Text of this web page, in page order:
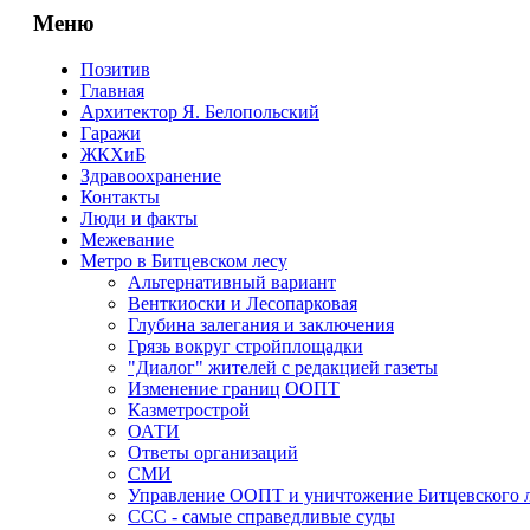
Меню
Позитив
Главная
Архитектор Я. Белопольский
Гаражи
ЖКХиБ
Здравоохранение
Контакты
Люди и факты
Межевание
Метро в Битцевском лесу
Альтернативный вариант
Венткиоски и Лесопарковая
Глубина залегания и заключения
Грязь вокруг стройплощадки
"Диалог" жителей с редакцией газеты
Изменение границ ООПТ
Казметрострой
ОАТИ
Ответы организаций
СМИ
Управление ООПТ и уничтожение Битцевского
ССС - самые справедливые суды